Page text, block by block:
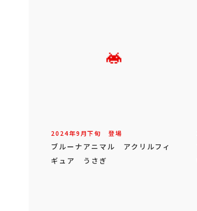
2024年9月下旬 登場
ブルーナアニマル アクリルフィ
ギュア うさぎ